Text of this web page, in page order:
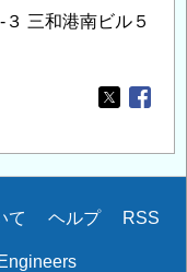
三和港南ビル５
Opens in
て ヘルプ RSS